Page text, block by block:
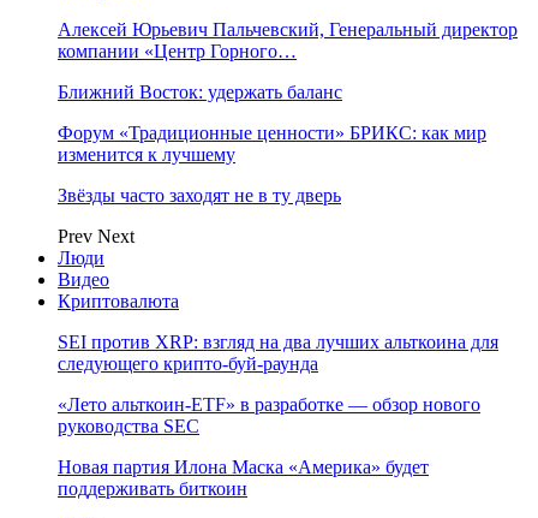
Алексей Юрьевич Пальчевский, Генеральный директор
компании «Центр Горного…
Ближний Восток: удержать баланс
Форум «Традиционные ценности» БРИКС: как мир
изменится к лучшему
Звёзды часто заходят не в ту дверь
Prev Next
Люди
Видео
Криптовалюта
SEI против XRP: взгляд на два лучших альткоина для
следующего крипто-буй-раунда
«Лето альткоин-ETF» в разработке — обзор нового
руководства SEC
Новая партия Илона Маска «Америка» будет
поддерживать биткоин